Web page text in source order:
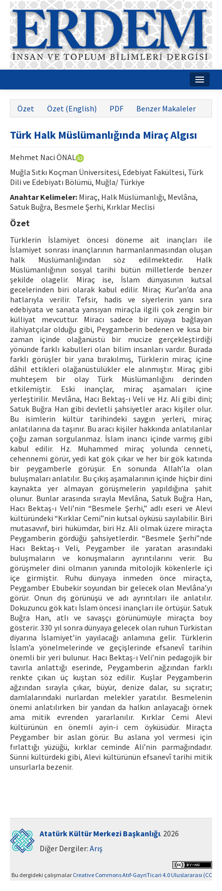
Hakkımızda
Dergi Kurulları
Rehberler
Yayın Politikaları
Yazım Kuralları
ISSN: 1010-867X · e-ISSN: 2667-8713
Özet Özet (English) PDF Benzer Makaleler
Türk Halk Müslümanlığında Miraç Algısı
Mehmet Naci ÖNAL
Muğla Sıtkı Koçman Üniversitesi, Edebiyat Fakültesi, Türk
Dili ve Edebiyatı Bölümü, Muğla/ Türkiye
Anahtar Kelimeler: Miraç, Halk Müslümanlığı, Mevlâna,
Satuk Buğra, Besmele Şerhi, Kırklar Meclisi
Özet
Türklerin İslamiyet öncesi döneme ait inançları ile
İslamiyet sonrası inançlarının harmanlanmasından oluşan
halk Müslümanlığından söz edilmektedir. Halk
Müslümanlığının sosyal tarihi bütün milletlerde benzer
şekilde olagelir. Miraç ise, İslam dünyasının kutsal
gecelerinden biri olarak kabul edilir. Miraç Kur’an’da ana
hatlarıyla verilir. Tefsir, hadis ve siyerlerin yanı sıra
edebiyata ve sanata yansıyan miraçla ilgili çok zengin bir
külliyat mevcuttur. Miracı sadece bir rüyaya bağlayan
ilahiyatçılar olduğu gibi, Peygamberin bedenen ve kısa bir
zaman içinde olağanüstü bir mucize gerçekleştirdiği
yönünde farklı kabulleri olan bilim insanları vardır. Burada
farklı görüşler bir yana bırakılmış, Türklerin miraç içine
dâhil ettikleri olağanüstülükler ele alınmıştır. Miraç gibi
muhteşem bir olay Türk Müslümanlığını derinden
etkilemiştir. Eski inançlar, miraç aşamaları içine
yerleştirilir. Mevlâna, Hacı Bektaş-ı Veli ve Hz. Ali gibi dini;
Satuk Buğra Han gibi devletli şahsiyetler aracı kişiler olur.
Bu isimlerin kültür tarihindeki saygın yerleri, miraç
anlatılarına da taşınır. Bu aracı kişiler hakkında anlatılanlar
çoğu zaman sorgulanmaz. İslam inancı içinde varmış gibi
kabul edilir. Hz. Muhammed miraç yolunda cenneti,
cehennemi görür, yedi kat gök çıkar ve her bir gök katında
bir peygamberle görüşür. En sonunda Allah’la olan
buluşmaları anlatılır. Bu çıkış aşamalarının içinde hiçbir dini
kaynakta yer almayan görüşmelerin yapıldığına şahit
olunur. Bunlar arasında sırayla Mevlâna, Satuk Buğra Han,
Hacı Bektaş-ı Veli’nin “Besmele Şerhi,” adlı eseri ve Alevi
kültüründeki “Kırklar Cemi”nin kutsal öyküsü sayılabilir. Biri
mutasavvıf, biri hükümdar, biri Hz. Ali olmak üzere miraçta
Peygamberin gördüğü şahsiyetlerdir. “Besmele Şerhi”nde
Hacı Bektaş-ı Veli, Peygamber ile yaratan arasındaki
buluşmaların ve konuşmaların ayrıntılarını verir. Bu
görüşmeler dini olmanın yanında mitolojik kökenlerle içi
içe girmiştir. Ruhu dünyaya inmeden önce miraçta,
Peygamber Ebubekir soyundan bir gelecek olan Mevlâna’yı
görür. Onun dış görünüşü ve adı ayrıntıları ile anlatılır.
Dokuzuncu gök katı İslam öncesi inançları ile örtüşür. Satuk
Buğra Han, atlı ve savaşçı görünümüyle miraçta boy
gösterir. 330 yıl sonra dünyaya gelecek olan ruhun Türkistan
diyarına İslamiyet’in yayılacağı anlamına gelir. Türklerin
İslam’a yönelmelerinde ve geçişlerinde efsanevî tarihin
önemli bir yeri bulunur. Hacı Bektaş-ı Veli’nin pedagojik bir
tavırla anlattığı eserinde, Peygamberin ağzından farklı
renkte çıkan üç kuştan söz edilir. Kuşlar Peygamberin
ağzından sırayla çıkar, büyür, denize dalar, su sıçratır;
damlalarındaki nurlardan melekler yaratılır. Besmelenin
önemi anlatılırken bir yandan da halkın anlayacağı örnek
ama mitik evrenden yararlanılır. Kırklar Cemi Alevi
kültürünün en önemli ayin-i cem öyküsüdür. Miraçta
Peygamber bir aslan görür. Bu aslana yol vermesi için
fırlattığı yüzüğü, kırklar ceminde Ali’nin parmağındadır.
Sünni kültürdeki gibi, Alevi kültürünün efsanevî tarihi mitik
unsurlarla bezenir.
Atatürk Kültür Merkezi Başkanlığı. 2026
Diğer Dergiler: Arış
Bu dergideki çalışmalar Creative Commons Atıf-GayriTicari 4.0 Uluslararası (CC